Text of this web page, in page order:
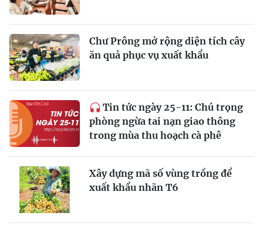
Chư Prông mở rộng diện tích cây
ăn quả phục vụ xuất khẩu
Tin tức ngày 25-11: Chú trọng
phòng ngừa tai nạn giao thông
trong mùa thu hoạch cà phê
Xây dựng mã số vùng trồng để
xuất khẩu nhãn T6